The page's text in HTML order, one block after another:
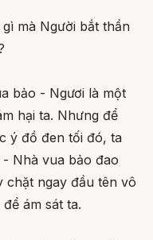
mà Người bắt thần
bảo - Ngươi là một
hại ta. Nhưng để
ý đồ đen tối đó, ta
- Nhà vua bảo đao
chặt ngay đầu tên vô
ám sát ta.